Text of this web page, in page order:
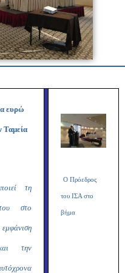
ευρώ
Ταμεία
τη
στο
την
Ο Πρόεδρος
του ΙΣΑ στο
βήμα